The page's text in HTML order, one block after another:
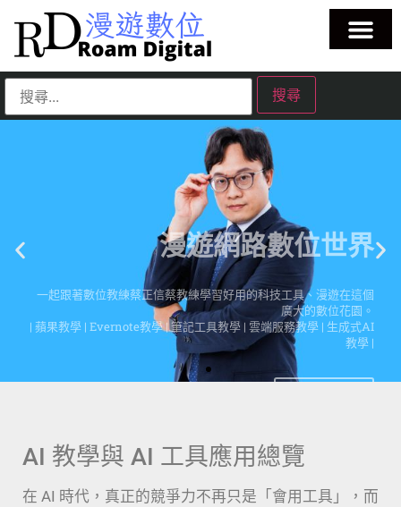
漫遊網路數位世界
一起跟著數位教練蔡正信蔡教練學習好用的科技工具、漫遊在這個
廣大的數位花園。
| 蘋果教學 | Evernote教學 | 筆記工具教學 | 雲端服務教學 | 生成式AI
點擊這裡
AI 教學與 AI 工具應用總覽
在 AI 時代，真正的競爭力不再只是「會用工具」，而